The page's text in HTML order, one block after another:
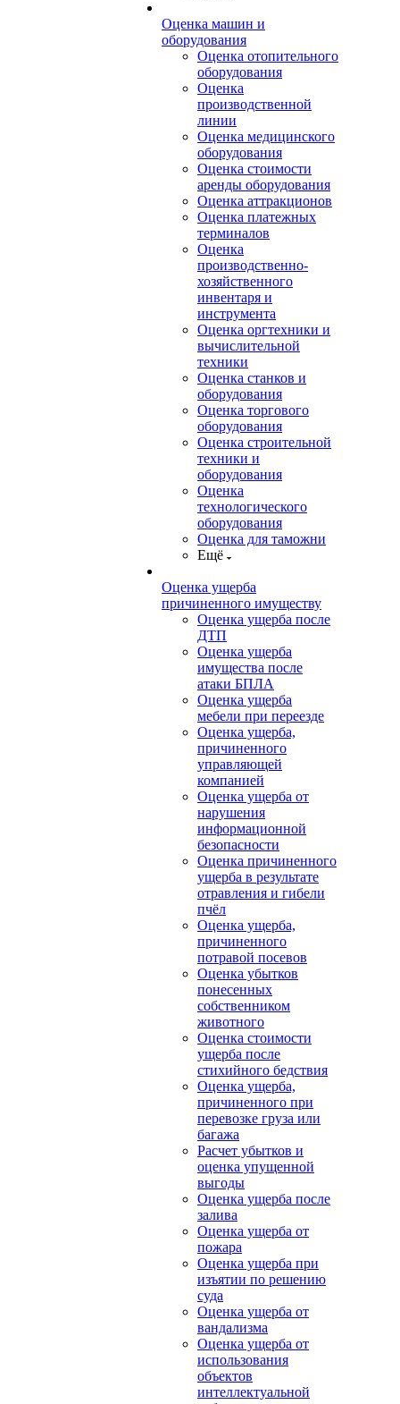
Оценка машин и
оборудования
Оценка отопительного
оборудования
Оценка
производственной
линии
Оценка медицинского
оборудования
Оценка стоимости
аренды оборудования
Оценка аттракционов
Оценка платежных
терминалов
Оценка
производственно-
хозяйственного
инвентаря и
инструмента
Оценка оргтехники и
вычислительной
техники
Оценка станков и
оборудования
Оценка торгового
оборудования
Оценка строительной
техники и
оборудования
Оценка
технологического
оборудования
Оценка для таможни
Ещё
Оценка ущерба
причиненного имуществу
Оценка ущерба после
ДТП
Оценка ущерба
имущества после
атаки БПЛА
Оценка ущерба
мебели при переезде
Оценка ущерба,
причиненного
управляющей
компанией
Оценка ущерба от
нарушения
информационной
безопасности
Оценка причиненного
ущерба в результате
отравления и гибели
пчёл
Оценка ущерба,
причиненного
потравой посевов
Оценка убытков
понесенных
собственником
животного
Оценка стоимости
ущерба после
стихийного бедствия
Оценка ущерба,
причиненного при
перевозке груза или
багажа
Расчет убытков и
оценка упущенной
выгоды
Оценка ущерба после
залива
Оценка ущерба от
пожара
Оценка ущерба при
изъятии по решению
суда
Оценка ущерба от
вандализма
Оценка ущерба от
использования
объектов
интеллектуальной